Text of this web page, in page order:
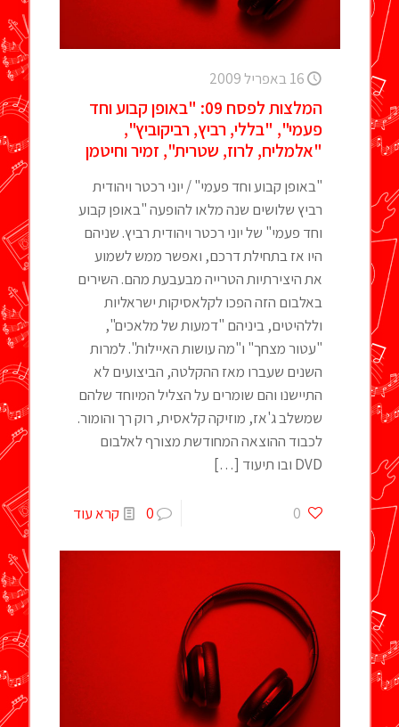
16 באפריל 2009
המלצות לפסח 09: "באופן קבוע וחד
פעמי", "בללי, רביץ, רביקוביץ",
"אלמליח, לרוז, שטרית", זמיר וחיטמן
"באופן קבוע וחד פעמי" / יוני רכטר ויהודית
רביץ שלושים שנה מלאו להופעה "באופן קבוע
וחד פעמי" של יוני רכטר ויהודית רביץ. שניהם
היו אז בתחילת דרכם, ואפשר ממש לשמוע
את היצירתיות הטרייה מבעבעת מהם. השירים
באלבום הזה הפכו לקלאסיקות ישראליות
וללהיטים, ביניהם "דמעות של מלאכים",
"עטור מצחך" ו"מה עושות האיילות". למרות
השנים שעברו מאז ההקלטה, הביצועים לא
התיישנו והם שומרים על הצליל המיוחד שלהם
שמשלב ג'אז, מוזיקה קלאסית, רוק רך והומור.
לכבוד ההוצאה המחודשת מצורף לאלבום
DVD ובו תיעוד
[…]
0
0 קרא עוד